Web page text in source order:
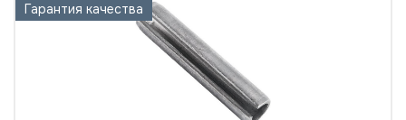
Гарантия качества